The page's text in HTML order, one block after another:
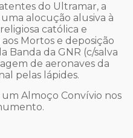
do Ultramar, a
alocução alusiva à
católica e
Mortos e deposição
Banda da GNR (c/salva
de aeronaves da
pelas lápides.
Almoço Convívio nos